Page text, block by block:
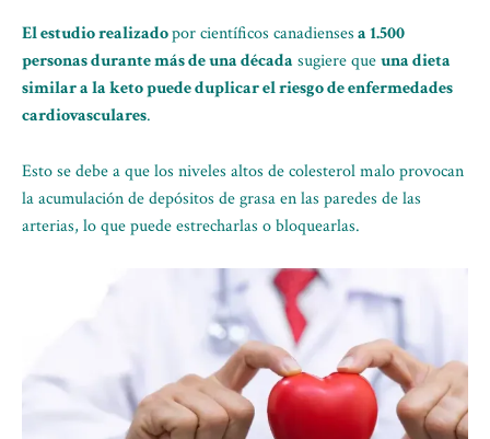
El estudio realizadopor científicos canadiensesa 1.500
personas durante más de una década sugiere queuna dieta
similar a la keto puede duplicar el riesgo de enfermedades
cardiovasculares.
Esto se debe a que los niveles altos de colesterol malo provocan
la acumulación de depósitos de grasa en las paredes de las
arterias, lo que puede estrecharlas o bloquearlas.